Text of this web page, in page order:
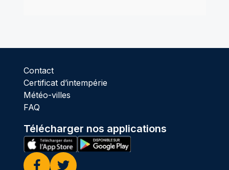
Contact
Certificat d’intempérie
Météo-villes
FAQ
Télécharger nos applications